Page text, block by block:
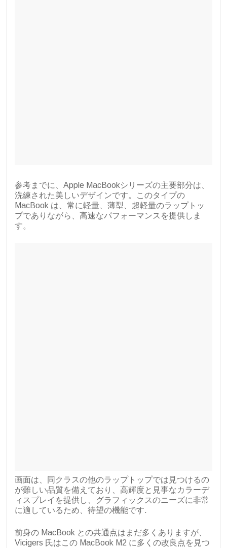
参考までに、Apple MacBookシリーズの主要部分は、
洗練された美しいデザインです。このタイプの
MacBook は、常に軽量、薄型、超軽量のラップトッ
プでありながら、高速なパフォーマンスを提供しま
す。
画面は、同クラスの他のラップトップでは見つけるの
が難しい品質を備えており、高輝度と見事なカラーデ
ィスプレイを提供し、グラフィックスのニーズに非常
に適しているため、待望の機能です.
前身の MacBook との共通点はまだ多くありますが、
Vicigers 氏はこの MacBook M2 に多くの改良点を見つ